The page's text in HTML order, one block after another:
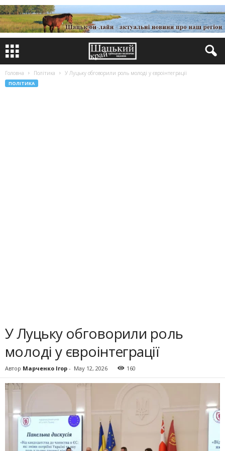
Головна Політика У Луцьку обговорили роль молоді у євроінтеграції
ПОЛІТИКА
У Луцьку обговорили роль
молоді у євроінтеграції
Автор Марченко Ігор - May 12, 2026 160